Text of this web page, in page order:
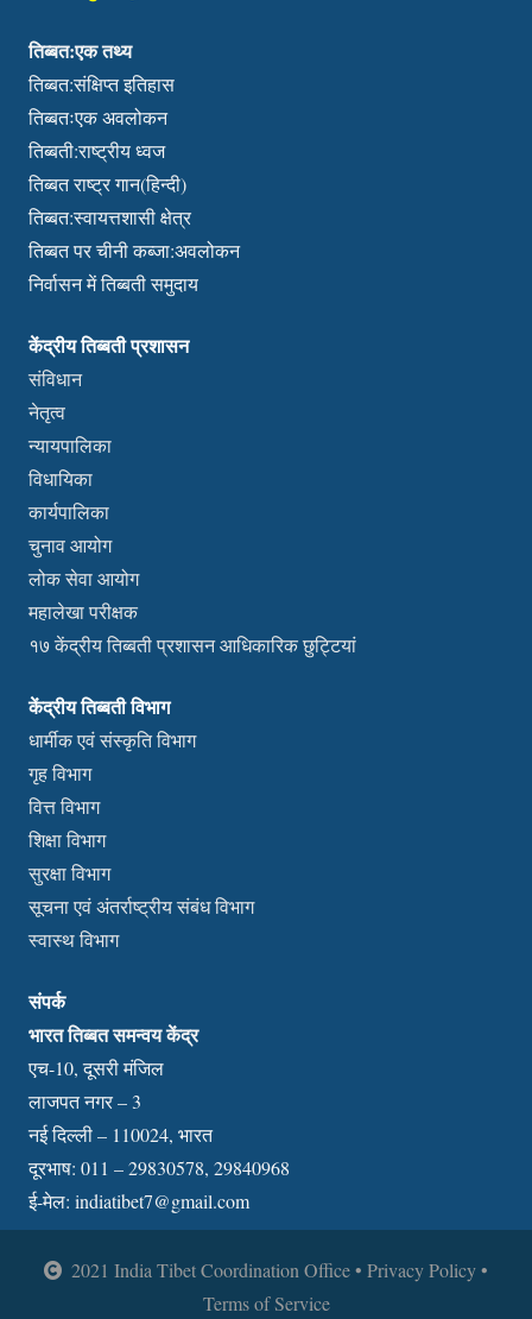
तिब्बत:एक तथ्य
तिब्बत:संक्षिप्त इतिहास
तिब्बतःएक अवलोकन
तिब्बती:राष्ट्रीय ध्वज
तिब्बत राष्ट्र गान(हिन्दी)
तिब्बत:स्वायत्तशासी क्षेत्र
तिब्बत पर चीनी कब्जा:अवलोकन
निर्वासन में तिब्बती समुदाय
केंद्रीय तिब्बती प्रशासन
संविधान
नेतृत्व
न्यायपालिका
विधायिका
कार्यपालिका
चुनाव आयोग
लोक सेवा आयोग
महालेखा परीक्षक
१७ केंद्रीय तिब्बती प्रशासन आधिकारिक छुट्टियां
केंद्रीय तिब्बती विभाग
धार्मीक एवं संस्कृति विभाग
गृह विभाग
वित्त विभाग
शिक्षा विभाग
सुरक्षा विभाग
सूचना एवं अंतर्राष्ट्रीय संबंध विभाग
स्वास्थ विभाग
संपर्क
भारत तिब्बत समन्वय केंद्र
एच-10, दूसरी मंजिल
लाजपत नगर – 3
नई दिल्ली – 110024, भारत
दूरभाष: 011 – 29830578, 29840968
ई-मेल: indiatibet7@gmail.com
2021 India Tibet Coordination Office • Privacy Policy •
Terms of Service